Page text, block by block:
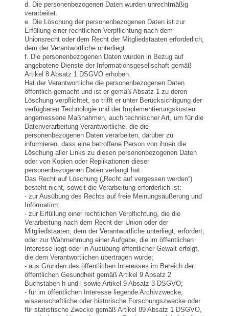
d. Die personenbezogenen Daten wurden unrechtmäßig
verarbeitet.
e. Die Löschung der personenbezogenen Daten ist zur
Erfüllung einer rechtlichen Verpflichtung nach dem
Unionsrecht oder dem Recht der Mitgliedstaaten erforderlich,
dem der Verantwortliche unterliegt.
f. Die personenbezogenen Daten wurden in Bezug auf
angebotene Dienste der Informationsgesellschaft gemäß
Artikel 8 Absatz 1 DSGVO erhoben.
Hat der Verantwortliche die personenbezogenen Daten
öffentlich gemacht und ist er gemäß Absatz 1 zu deren
Löschung verpflichtet, so trifft er unter Berücksichtigung der
verfügbaren Technologie und der Implementierungskosten
angemessene Maßnahmen, auch technischer Art, um für die
Datenverarbeitung Verantwortliche, die die
personenbezogenen Daten verarbeiten, darüber zu
informieren, dass eine betroffene Person von ihnen die
Löschung aller Links zu diesen personenbezogenen Daten
oder von Kopien oder Replikationen dieser
personenbezogenen Daten verlangt hat.
Das Recht auf Löschung („Recht auf vergessen werden“)
besteht nicht, soweit die Verarbeitung erforderlich ist:
- zur Ausübung des Rechts auf freie Meinungsäußerung und
Information;
- zur Erfüllung einer rechtlichen Verpflichtung, die die
Verarbeitung nach dem Recht der Union oder der
Mitgliedstaaten, dem der Verantwortliche unterliegt, erfordert,
oder zur Wahrnehmung einer Aufgabe, die im öffentlichen
Interesse liegt oder in Ausübung öffentlicher Gewalt erfolgt,
die dem Verantwortlichen übertragen wurde;
- aus Gründen des öffentlichen Interesses im Bereich der
öffentlichen Gesundheit gemäß Artikel 9 Absatz 2
Buchstaben h und i sowie Artikel 9 Absatz 3 DSGVO;
- für im öffentlichen Interesse liegende Archivzwecke,
wissenschaftliche oder historische Forschungszwecke oder
für statistische Zwecke gemäß Artikel 89 Absatz 1 DSGVO,